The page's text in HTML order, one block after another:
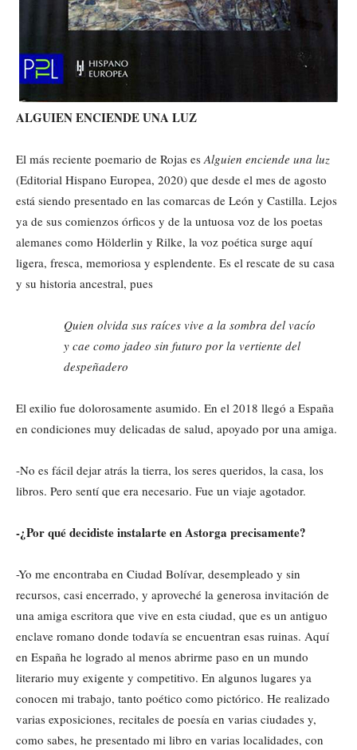
ALGUIEN ENCIENDE UNA LUZ
El más reciente poemario de Rojas es Alguien enciende una luz
(Editorial Hispano Europea, 2020) que desde el mes de agosto
está siendo presentado en las comarcas de León y Castilla. Lejos
ya de sus comienzos órficos y de la untuosa voz de los poetas
alemanes como Hölderlin y Rilke, la voz poética surge aquí
ligera, fresca, memoriosa y esplendente. Es el rescate de su casa
y su historia ancestral, pues
Quien olvida sus raíces vive a la sombra del vacío
y cae como jadeo sin futuro por la vertiente del
despeñadero
El exilio fue dolorosamente asumido. En el 2018 llegó a España
en condiciones muy delicadas de salud, apoyado por una amiga.
-No es fácil dejar atrás la tierra, los seres queridos, la casa, los
libros. Pero sentí que era necesario. Fue un viaje agotador.
-¿Por qué decidiste instalarte en Astorga precisamente?
-Yo me encontraba en Ciudad Bolívar, desempleado y sin
recursos, casi encerrado, y aproveché la generosa invitación de
una amiga escritora que vive en esta ciudad, que es un antiguo
enclave romano donde todavía se encuentran esas ruinas. Aquí
en España he logrado al menos abrirme paso en un mundo
literario muy exigente y competitivo. En algunos lugares ya
conocen mi trabajo, tanto poético como pictórico. He realizado
varias exposiciones, recitales de poesía en varias ciudades y,
como sabes, he presentado mi libro en varias localidades, con